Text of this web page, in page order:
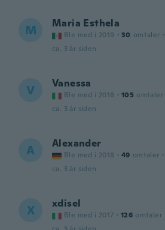
M Maria Esthela
Ble med i 2019 · 30 omtaler ·
ca. 3 år siden
V Vanessa
Ble med i 2018 · 105 omtaler
ca. 3 år siden
A Alexander
Ble med i 2018 · 49 omtaler ·
ca. 3 år siden
X xdisel
Ble med i 2017 · 126 omtaler